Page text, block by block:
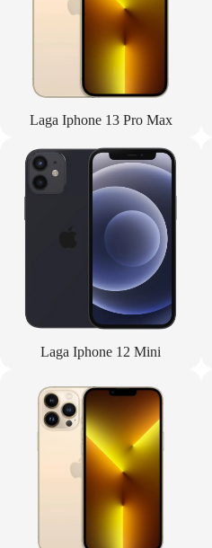
Laga Iphone 13 Pro Max
Laga Iphone 12 Mini